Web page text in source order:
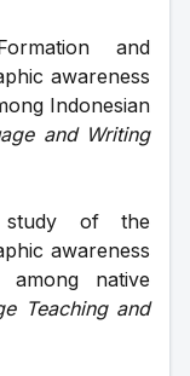
and
awareness
Indonesian
and Writing
of the
awareness
among native
Teaching and